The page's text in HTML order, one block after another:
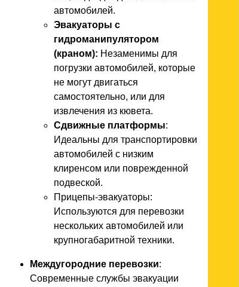
автомобилей.
Эвакуаторы с
гидроманипулятором
(краном): Незаменимы для
погрузки автомобилей, которые
не могут двигаться
самостоятельно, или для
извлечения из кювета.
Сдвижные платформы:
Идеальны для транспортировки
автомобилей с низким
клиренсом или поврежденной
подвеской.
Прицепы-эвакуаторы:
Используются для перевозки
нескольких автомобилей или
крупногабаритной техники.
Междугородние перевозки:
Современные службы эвакуации